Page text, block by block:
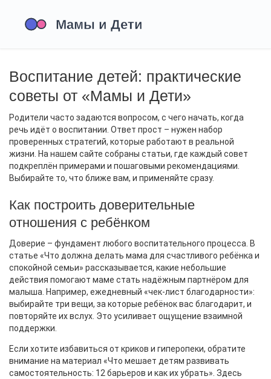
Воспитание детей: практические
советы от «Мамы и Дети»
Родители часто задаются вопросом, с чего начать, когда
речь идёт о воспитании. Ответ прост – нужен набор
проверенных стратегий, которые работают в реальной
жизни. На нашем сайте собраны статьи, где каждый совет
подкреплён примерами и пошаговыми рекомендациями.
Выбирайте то, что ближе вам, и применяйте сразу.
Как построить доверительные
отношения с ребёнком
Доверие – фундамент любого воспитательного процесса. В
статье «Что должна делать мама для счастливого ребёнка и
спокойной семьи» рассказывается, какие небольшие
действия помогают маме стать надёжным партнёром для
малыша. Например, ежедневный «чек‑лист благодарности»:
выбирайте три вещи, за которые ребёнок вас благодарит, и
повторяйте их вслух. Это усиливает ощущение взаимной
поддержки.
Если хотите избавиться от криков и гиперопеки, обратите
внимание на материал «Что мешает детям развивать
самостоятельность: 12 барьеров и как их убрать». Здесь